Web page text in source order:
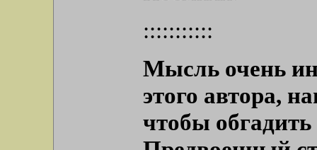
:::::::::::
Мысль очень
этого автора,
чтобы